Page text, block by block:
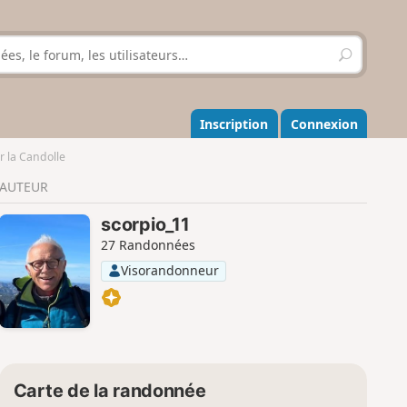
R
e
h
e
r
r
Inscription Connexion
la Candolle
AUTEUR
scorpio_11
27 Randonnées
Visorandonneur
Carte de la randonnée